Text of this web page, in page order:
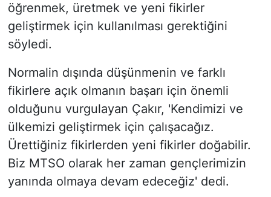
öğrenmek, üretmek ve yeni fikirler
geliştirmek için kullanılması gerektiğini
söyledi.
Normalin dışında düşünmenin ve farklı
fikirlere açık olmanın başarı için önemli
olduğunu vurgulayan Çakır, 'Kendimizi ve
ülkemizi geliştirmek için çalışacağız.
Ürettiğiniz fikirlerden yeni fikirler doğabilir.
Biz MTSO olarak her zaman gençlerimizin
yanında olmaya devam edeceğiz' dedi.